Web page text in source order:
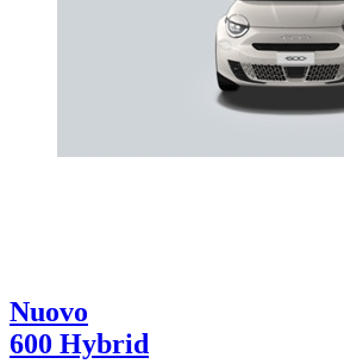
Nuovo
600 Hybrid